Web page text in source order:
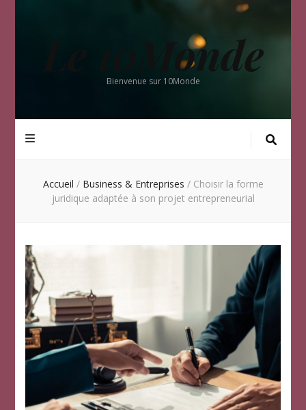
Le 10Monde
Bienvenue sur 10Monde
Accueil / Business & Entreprises / Choisir la forme
juridique adaptée à son projet entrepreneurial